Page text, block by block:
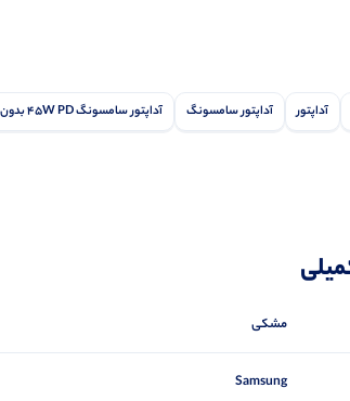
آداپتور آداپتور سامسونگ آداپتور سامسونگ 45W PD بدون کابل اورجینال
مشکی
Samsung